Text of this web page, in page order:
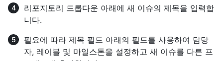
리포지토리 드롭다운 아래에 새 이슈의 제목을 입력합
니다.
필요에 따라 제목 필드 아래의 필드를 사용하여 담당
자, 레이블 및 마일스톤을 설정하고 새 이슈를 다른 프